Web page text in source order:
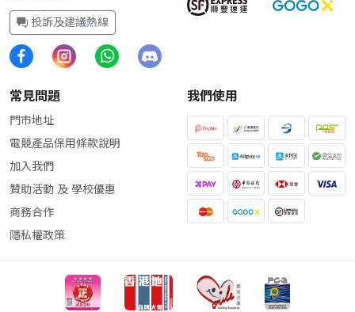
投訴及建議熱線
常見問題
門市地址
電競產品保用條款說明
加入我們
贊助活動 及 學校優惠
商務合作
隱私權政策
我們使用